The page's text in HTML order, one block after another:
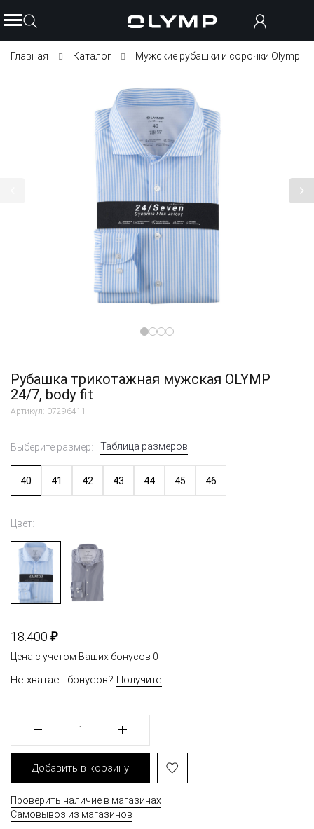
Главная Каталог Мужские рубашки и сорочки Olymp
Рубашка трикотажная мужская OLYMP
24/7, body fit
Артикул: 07296411
Выберите размер: Таблица размеров
40 41 42 43 44 45 46
Цвет:
18.400 ₽
Цена с учетом Ваших бонусов 0
Не хватает бонусов? Получите
1
Добавить в корзину
Проверить наличие в магазинах
Самовывоз из магазинов